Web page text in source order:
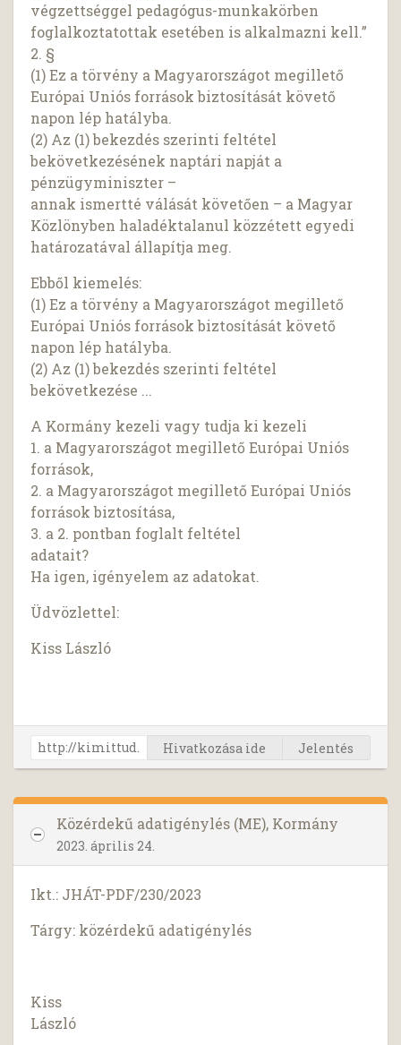
végzettséggel pedagógus-munkakörben
foglalkoztatottak esetében is alkalmazni kell.”
2. §
(1) Ez a törvény a Magyarországot megillető
Európai Uniós források biztosítását követő
napon lép hatályba.
(2) Az (1) bekezdés szerinti feltétel
bekövetkezésének naptári napját a
pénzügyminiszter –
annak ismertté válását követően – a Magyar
Közlönyben haladéktalanul közzétett egyedi
határozatával állapítja meg.
Ebből kiemelés:
(1) Ez a törvény a Magyarországot megillető
Európai Uniós források biztosítását követő
napon lép hatályba.
(2) Az (1) bekezdés szerinti feltétel
bekövetkezése ...
A Kormány kezeli vagy tudja ki kezeli
1. a Magyarországot megillető Európai Uniós
források,
2. a Magyarországot megillető Európai Uniós
források biztosítása,
3. a 2. pontban foglalt feltétel
adatait?
Ha igen, igényelem az adatokat.
Üdvözlettel:
Kiss László
Hivatkozása ide Jelentés
Közérdekű adatigénylés (ME), Kormány
2023. április 24.
Ikt.: JHÁT-PDF/230/2023
Tárgy: közérdekű adatigénylés
Kiss
László